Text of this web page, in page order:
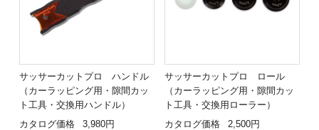
サッサーカットプロ ハンドル
（カーラッピング用・隙間カッ
ト工具・交換用ハンドル）
カタログ価格
3,980円
サッサーカットプロ ロール
（カーラッピング用・隙間カッ
ト工具・交換用ローラー）
カタログ価格
2,500円